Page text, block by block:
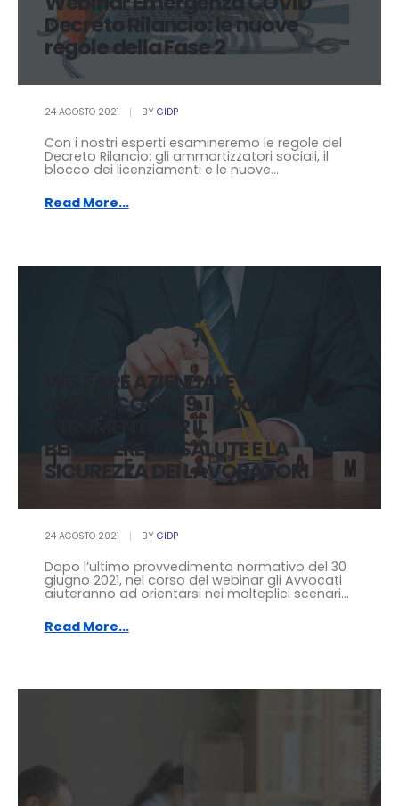
Decreto Rilancio: le nuove
regole della Fase 2
24 AGOSTO 2021 BY GIDP
Con i nostri esperti esamineremo le regole del
Decreto Rilancio: gli ammortizzatori sociali, il
blocco dei licenziamenti e le nuove...
Read More...
WELFARE AZIENDALE IN
EPOCA COVID19: I NUOVI
STRUMENTI PER IL
BENESSERE, LA SALUTE E LA
SICUREZZA DEI LAVORATORI
24 AGOSTO 2021 BY GIDP
Dopo l’ultimo provvedimento normativo del 30
giugno 2021, nel corso del webinar gli Avvocati
aiuteranno ad orientarsi nei molteplici scenari...
Read More...